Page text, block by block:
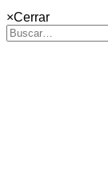
×Cerrar